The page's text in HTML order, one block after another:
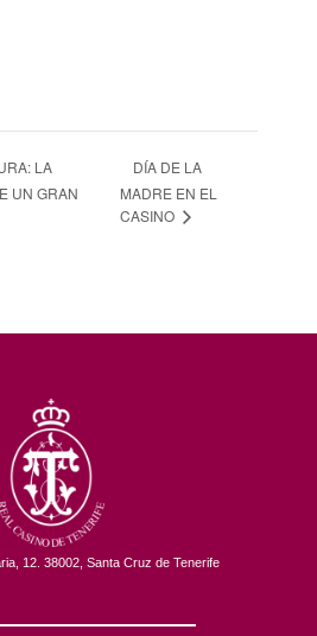
LA
UN GRAN
DÍA DE LA
MADRE EN EL
CASINO
12. 38002, Santa Cruz de Tenerife